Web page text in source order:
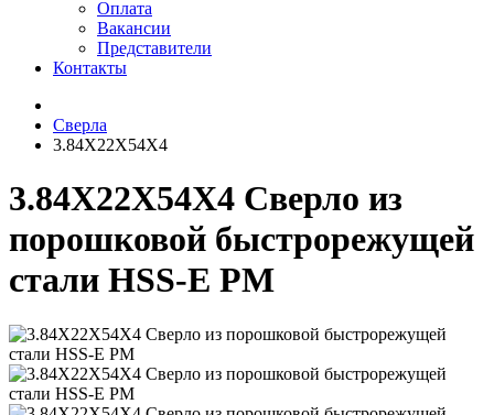
Оплата
Вакансии
Представители
Контакты
Сверла
3.84X22X54X4
3.84X22X54X4 Сверло из
порошковой быстрорежущей
стали HSS-E PM